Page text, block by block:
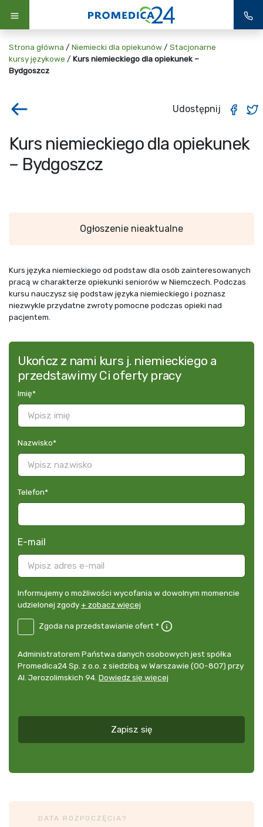
Strona główna / Niemiecki dla opiekunów / Stacjonarne
kursy językowe / Kurs niemieckiego dla opiekunek –
Bydgoszcz
Udostępnij
Kurs niemieckiego dla opiekunek
– Bydgoszcz
Ogłoszenie nieaktualne
Kurs języka niemieckiego od podstaw dla osób zainteresowanych
pracą w charakterze opiekunki seniorów w Niemczech. Podczas
kursu nauczysz się podstaw języka niemieckiego i poznasz
niezwykle przydatne zwroty pomocne podczas opieki nad
pacjentem.
Ukończ z nami kurs j. niemieckiego a
przedstawimy Ci oferty pracy
Imię*
Nazwisko*
Telefon*
E-mail
Informujemy
o
wycofania
dowolnym
momencie
udzielonej
Informujemy o możliwości wycofania w dowolnym momencie
udzielonej zgody+ zobacz więcej
DE
przedstawianie
Zgoda na przedstawianie ofert *
Administrator
danych
osobowych
Administratorem Państwa danych osobowych jest spółka
Promedica24 Sp. z o.o. z siedzibą w Warszawie (00-807) przy
Al. Jerozolimskich 94. Dowiedz się więcej
Zapisz się
DATA ROZPOCZĘCIA?